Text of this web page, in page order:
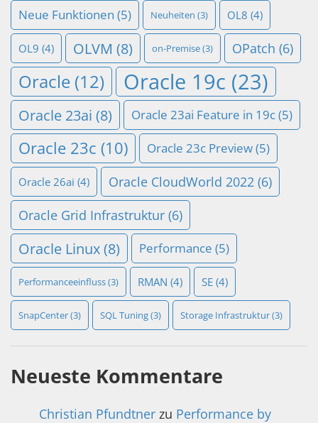
Neue Funktionen (5) Neuheiten (3) OL8 (4)
OL9 (4) OLVM (8) on-Premise(3) OPatch (6)
Oracle (12) Oracle 19c (23)
Oracle 23ai (8) Oracle 23ai Feature in 19c(5)
Oracle 23c (10) Oracle 23c Preview(5)
Oracle 26ai (4) Oracle CloudWorld 2022 (6)
Oracle Grid Infrastruktur (6)
Oracle Linux(8) Performance (5)
Performanceeinfluss(3) RMAN (4) SE (4)
SnapCenter(3) SQL Tuning(3) Storage Infrastruktur(3)
Neueste Kommentare
Christian Pfundtner zu Performance by